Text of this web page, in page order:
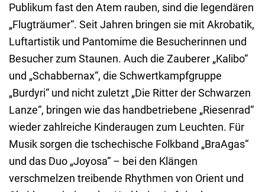
Publikum fast den Atem rauben, sind die legendären
„Flugträumer“. Seit Jahren bringen sie mit Akrobatik,
Luftartistik und Pantomime die Besucherinnen und
Besucher zum Staunen. Auch die Zauberer „Kalibo“
und „Schabbernax“, die Schwertkampfgruppe
„Burdyri“ und nicht zuletzt „Die Ritter der Schwarzen
Lanze“, bringen wie das handbetriebene „Riesenrad“
wieder zahlreiche Kinderaugen zum Leuchten. Für
Musik sorgen die tschechische Folkband „BraAgas“
und das Duo „Joyosa“ – bei den Klängen
verschmelzen treibende Rhythmen von Orient und